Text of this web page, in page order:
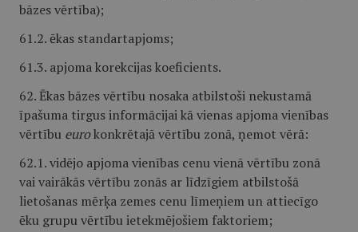
bāzes vērtība);
61.2. ēkas standartapjoms;
61.3. apjoma korekcijas koeficients.
62. Ēkas bāzes vērtību nosaka atbilstoši nekustamā
īpašuma tirgus informācijai kā vienas apjoma vienības
vērtību eurokonkrētajā vērtību zonā, ņemot vērā:
62.1. vidējo apjoma vienības cenu vienā vērtību zonā
vai vairākās vērtību zonās ar līdzīgiem atbilstošā
lietošanas mērķa zemes cenu līmeņiem un attiecīgo
ēku grupu vērtību ietekmējošiem faktoriem;